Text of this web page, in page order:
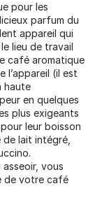
pour les
parfum du
appareil qui
lieu de travail
café aromatique
l’appareil (il est
haute
en quelques
plus exigeants
leur boisson
lait intégré,
vous
de votre café